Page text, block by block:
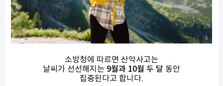
소방청에 따르면 산악사고는
날씨가 선선해지는 9월과 10월 두 달 동안
집중된다고 합니다.